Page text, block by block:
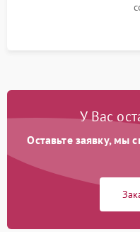
У Вас
Оставьте заявку, мы